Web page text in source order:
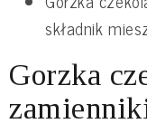
składnik
Gorzka